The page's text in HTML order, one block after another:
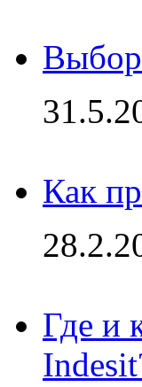
Выбор
Как
Где и